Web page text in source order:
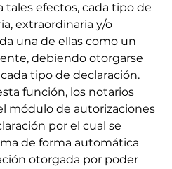
tales efectos, cada tipo de
extraordinaria y/o
una de ellas como un
debiendo otorgarse
tipo de declaración.
módulo de autorizaciones
por el cual se
de forma automática
otorgada por poder